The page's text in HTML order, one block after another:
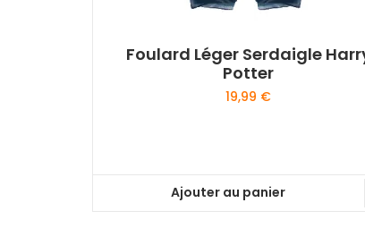
Foulard Léger Serdaigle
Potter
19,99 €
Ajouter au panier